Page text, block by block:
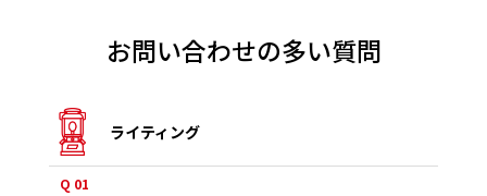
お問い合わせの多い質問
ライティング
Q 01